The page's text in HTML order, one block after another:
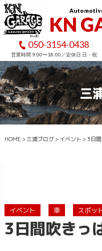
050-3154-0438
営業時間 9:00〜18:00／定休日 日・祝
三
HOME >三浦ブログ>イベント >3日間
イベント 車 スポッ
3日間吹きっ